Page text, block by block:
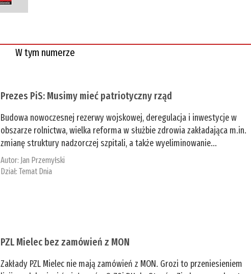
W tym numerze
Prezes PiS: Musimy mieć patriotyczny rząd
Budowa nowoczesnej rezerwy wojskowej, deregulacja i inwestycje w
obszarze rolnictwa, wielka reforma w służbie zdrowia zakładająca m.in.
zmianę struktury nadzorczej szpitali, a także wyeliminowanie...
Autor: Jan Przemyłski
Dział:Temat Dnia
PZL Mielec bez zamówień z MON
Zakłady PZL Mielec nie mają zamówień z MON. Grozi to przeniesieniem